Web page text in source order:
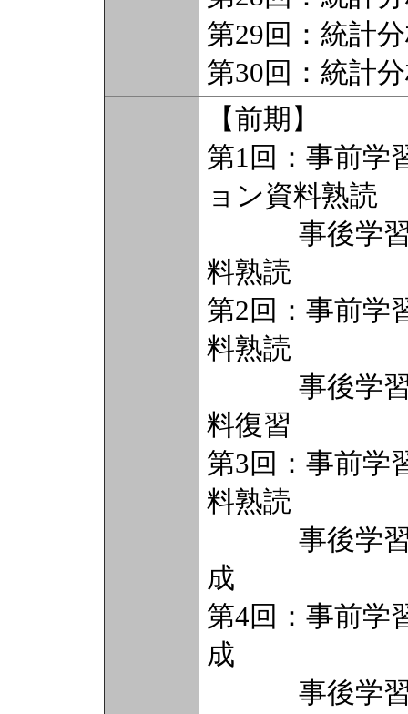
第29回：統計
第30回：統計
【前期】
第1回：事前学
ョン資料熟読
事後学習（
料熟読
第2回：事前学
料熟読
事後学習（
料復習
第3回：事前学
料熟読
事後学習（
成
第4回：事前学
成
事後学習（